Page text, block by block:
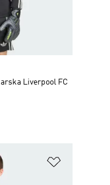
Liverpool FC